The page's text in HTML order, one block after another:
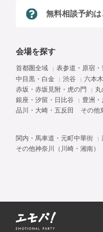
無料相談予約は
会場を探す
首都圏全域 表参道・原宿・
中目黒・白金
渋谷
六本
赤坂・赤坂見附・虎の門
銀座・汐留・日比谷
豊洲
品川・大崎・五反田
その他
関内・馬車道・元町中華街
その他神奈川（川崎・湘南）